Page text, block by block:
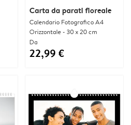
Carta da parati floreale
Calendario Fotografico A4
Orizzontale - 30 x 20 cm
Da
22,99 €